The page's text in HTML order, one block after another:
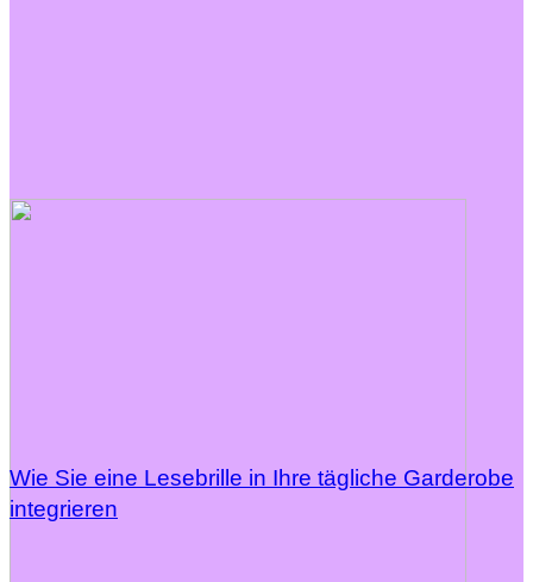
Wie Sie eine Lesebrille in Ihre tägliche Garderobe
integrieren